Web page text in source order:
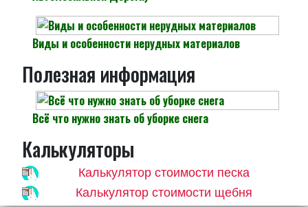
Виды и особенности нерудных материалов
Полезная информация
Всё что нужно знать об уборке снега
Калькуляторы
Калькулятор стоимости песка
Калькулятор стоимости щебня